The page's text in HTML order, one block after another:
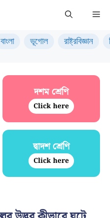
বাংলা ভূগোল রাষ্ট্রবিজ্ঞান
দশম শ্রেণি
Click here
দ্বাদশ শ্রেণি
Click here